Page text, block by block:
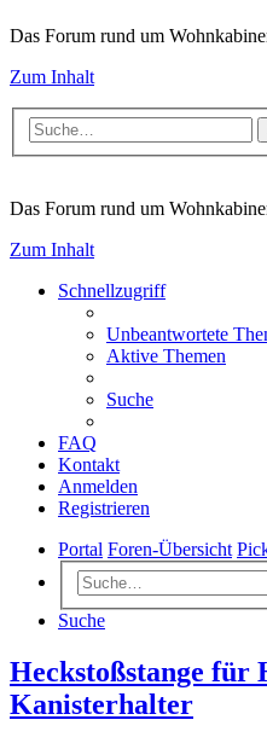
Das Forum rund um
Zum Inhalt
Das Forum rund um
Zum Inhalt
Schnellzugriff
Unbeantwortete
Aktive Themen
Suche
FAQ
Kontakt
Anmelden
Registrieren
Portal Foren-Übersicht
Suche
Heckstoßstange für
Kanisterhalter